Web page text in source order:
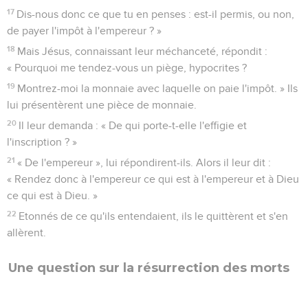
17 Dis-nous donc ce que tu en penses : est-il permis, ou non,
de payer l'impôt à l'empereur ? »
18 Mais Jésus, connaissant leur méchanceté, répondit :
« Pourquoi me tendez-vous un piège, hypocrites ?
19 Montrez-moi la monnaie avec laquelle on paie l'impôt. » Ils
lui présentèrent une pièce de monnaie.
20 Il leur demanda : « De qui porte-t-elle l'effigie et
l'inscription ? »
21 « De l'empereur », lui répondirent-ils. Alors il leur dit :
« Rendez donc à l'empereur ce qui est à l'empereur et à Dieu
ce qui est à Dieu. »
22 Etonnés de ce qu'ils entendaient, ils le quittèrent et s'en
allèrent.
Une question sur la résurrection des morts